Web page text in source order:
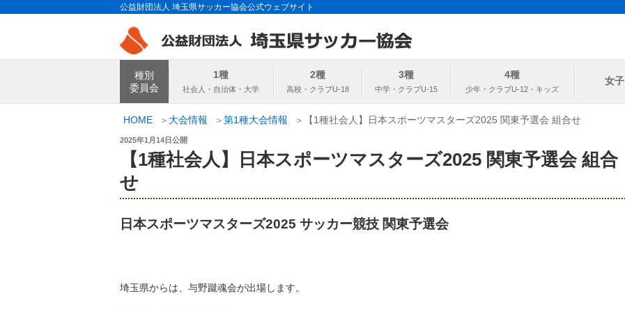
ス
公益財団法人 埼玉県サッカー協会公式ウェブサイト
埼玉県サッカー協会
種別
委員会
1種 2種 3種 4種
女子
HOME 大会情報 第1種大会情報 【1種社会人】日本スポーツマスターズ2025 関東予選会 組合せ
投
2025年1月14日公開
【1種社会人】日本スポーツマスターズ2025 関東予選会 組合
せ
日本スポーツマスターズ2025 サッカー競技 関東予選会
埼玉県からは、与野蹴魂会が出場します。